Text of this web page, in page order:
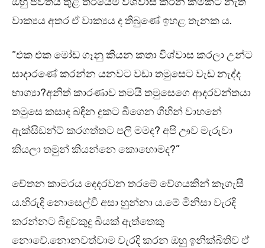
වාක්‍යය අතර ඒ වාක්‍යය ද තිබුණේ ඉහළ තැනක ය.
“එක එක මෝඩ ගෑනු කියන කතා විශ්වාස කරලා උන්ට
සාදාරණේ කරන්න යනවට වඩා තමුසෙට වැඩ නැද්ද
භාග්‍යා?අනිත් කාරණාව තමයි තමුසෙගෙ ආදරවන්තයා
තමුසෙ කසාද බඳින දුකට බීගෙන ගිහින් වාහනේ
ඇක්සිඩන්ට් කරගත්තට පලි මමද? අපි ඌව මැරුවා
කියලා තමුන් කියන්නෙ කොහොමද?”
චේතන කාමරය දෙදරවන තරමේ වේගයකින් කෑගැසී
ය.හිරුදි නොසෙල්වී අසා හුන්නා ය.මේ මිනිසා වැරදි
කරන්නට බිඳුවකුදු බියක් ඇත්තෙකු
නොවේ.නොනවත්වාම වැරදි කරන ඔහු ඉනික්බිතිව ඒ